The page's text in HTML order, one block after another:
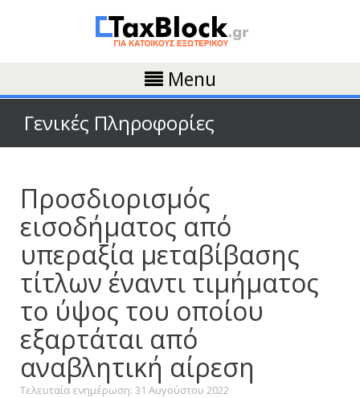
Menu
Γενικές Πληροφορίες
Προσδιορισμός
εισοδήματος από
υπεραξία μεταβίβασης
τίτλων έναντι τιμήματος
το ύψος του οποίου
εξαρτάται από
αναβλητική αίρεση
Τελευταία ενημέρωση: 31 Αυγούστου 2022